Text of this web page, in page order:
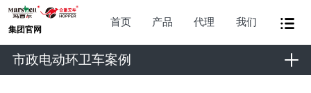
集团官网
首页 产品 代理 我们
市政电动环卫车案例